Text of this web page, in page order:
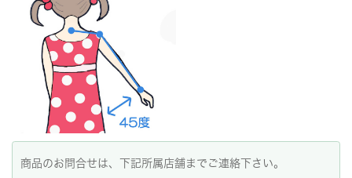
商品のお問合せは、下記所属店舗までご連絡下さい。